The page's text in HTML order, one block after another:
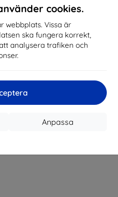
cookies.
webbplats. Vissa är
ska fungera korrekt,
analysera trafiken och
Anpassa